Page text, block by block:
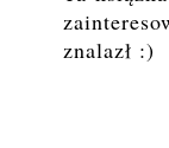
znalazł :)